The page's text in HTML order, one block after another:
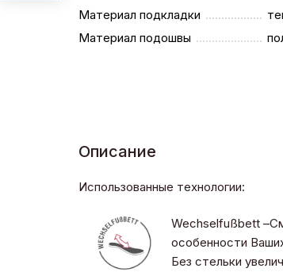
Материал подкладки
Материал подошвы
Описание
Использованные технологии:
Wechselfußbett
особенности
Без стельки